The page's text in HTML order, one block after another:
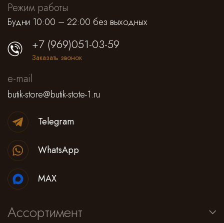
Режим работы
Будни 10:00 – 22:00 без выходных
Ассортимент
+7 (969)051-03-59
Заказать звонок
e-mail
butik-store@butik-stote-1.ru
Telegram
WhatsApp
MAX